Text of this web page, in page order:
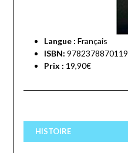
Langue : Français
ISBN: 9782378870119
Prix : 19,90€
HISTOIRE